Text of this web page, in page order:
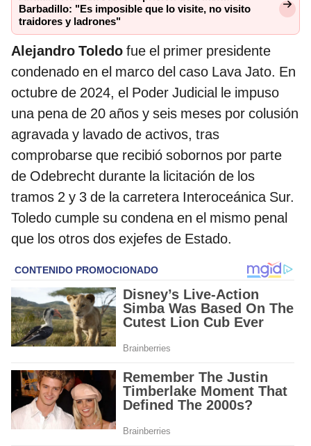
Barbadillo: "Es imposible que lo visite, no visito
traidores y ladrones"
Alejandro Toledo fue el primer presidente
condenado en el marco del caso Lava Jato. En
octubre de 2024, el Poder Judicial le impuso
una pena de 20 años y seis meses por colusión
agravada y lavado de activos, tras
comprobarse que recibió sobornos por parte
de Odebrecht durante la licitación de los
tramos 2 y 3 de la carretera Interoceánica Sur.
Toledo cumple su condena en el mismo penal
que los otros dos exjefes de Estado.